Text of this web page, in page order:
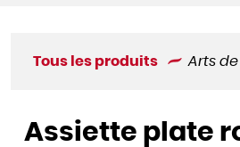
Tous les produits Arts
Assiette plate